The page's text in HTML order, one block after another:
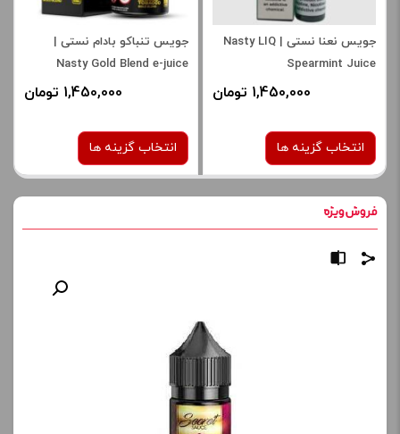
جویس نعنا نستی | Nasty LIQ
Spearmint Juice
1,450,000 تومان
انتخاب گزینه ها
نیکوتین:
جویس تنباکو بادام نستی |
Nasty Gold Blend e-juice
1,450,000 تومان
انتخاب گزینه ها
نمایش قیمت ، گزینه های
کنید.